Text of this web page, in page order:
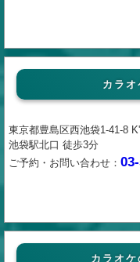
カラ
東京都豊島区西池袋1-41-8
池袋駅北口 徒歩3分
ご予約・お問い合わせ：
カラオ